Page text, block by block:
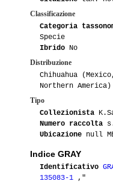
Classificazione
Categoria
Specie
Ibrido No
Distribuzione
Chihuahua (Mexico,
Northern America)
Tipo
Collezionista
Numero raccolta
Ubicazione null
Indice GRAY
Identificativo
135083-1 ,"